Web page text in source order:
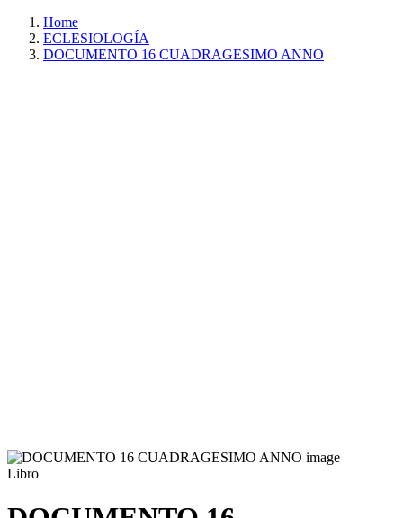
Home
ECLESIOLOGÍA
DOCUMENTO 16 CUADRAGESIMO ANNO
Libro